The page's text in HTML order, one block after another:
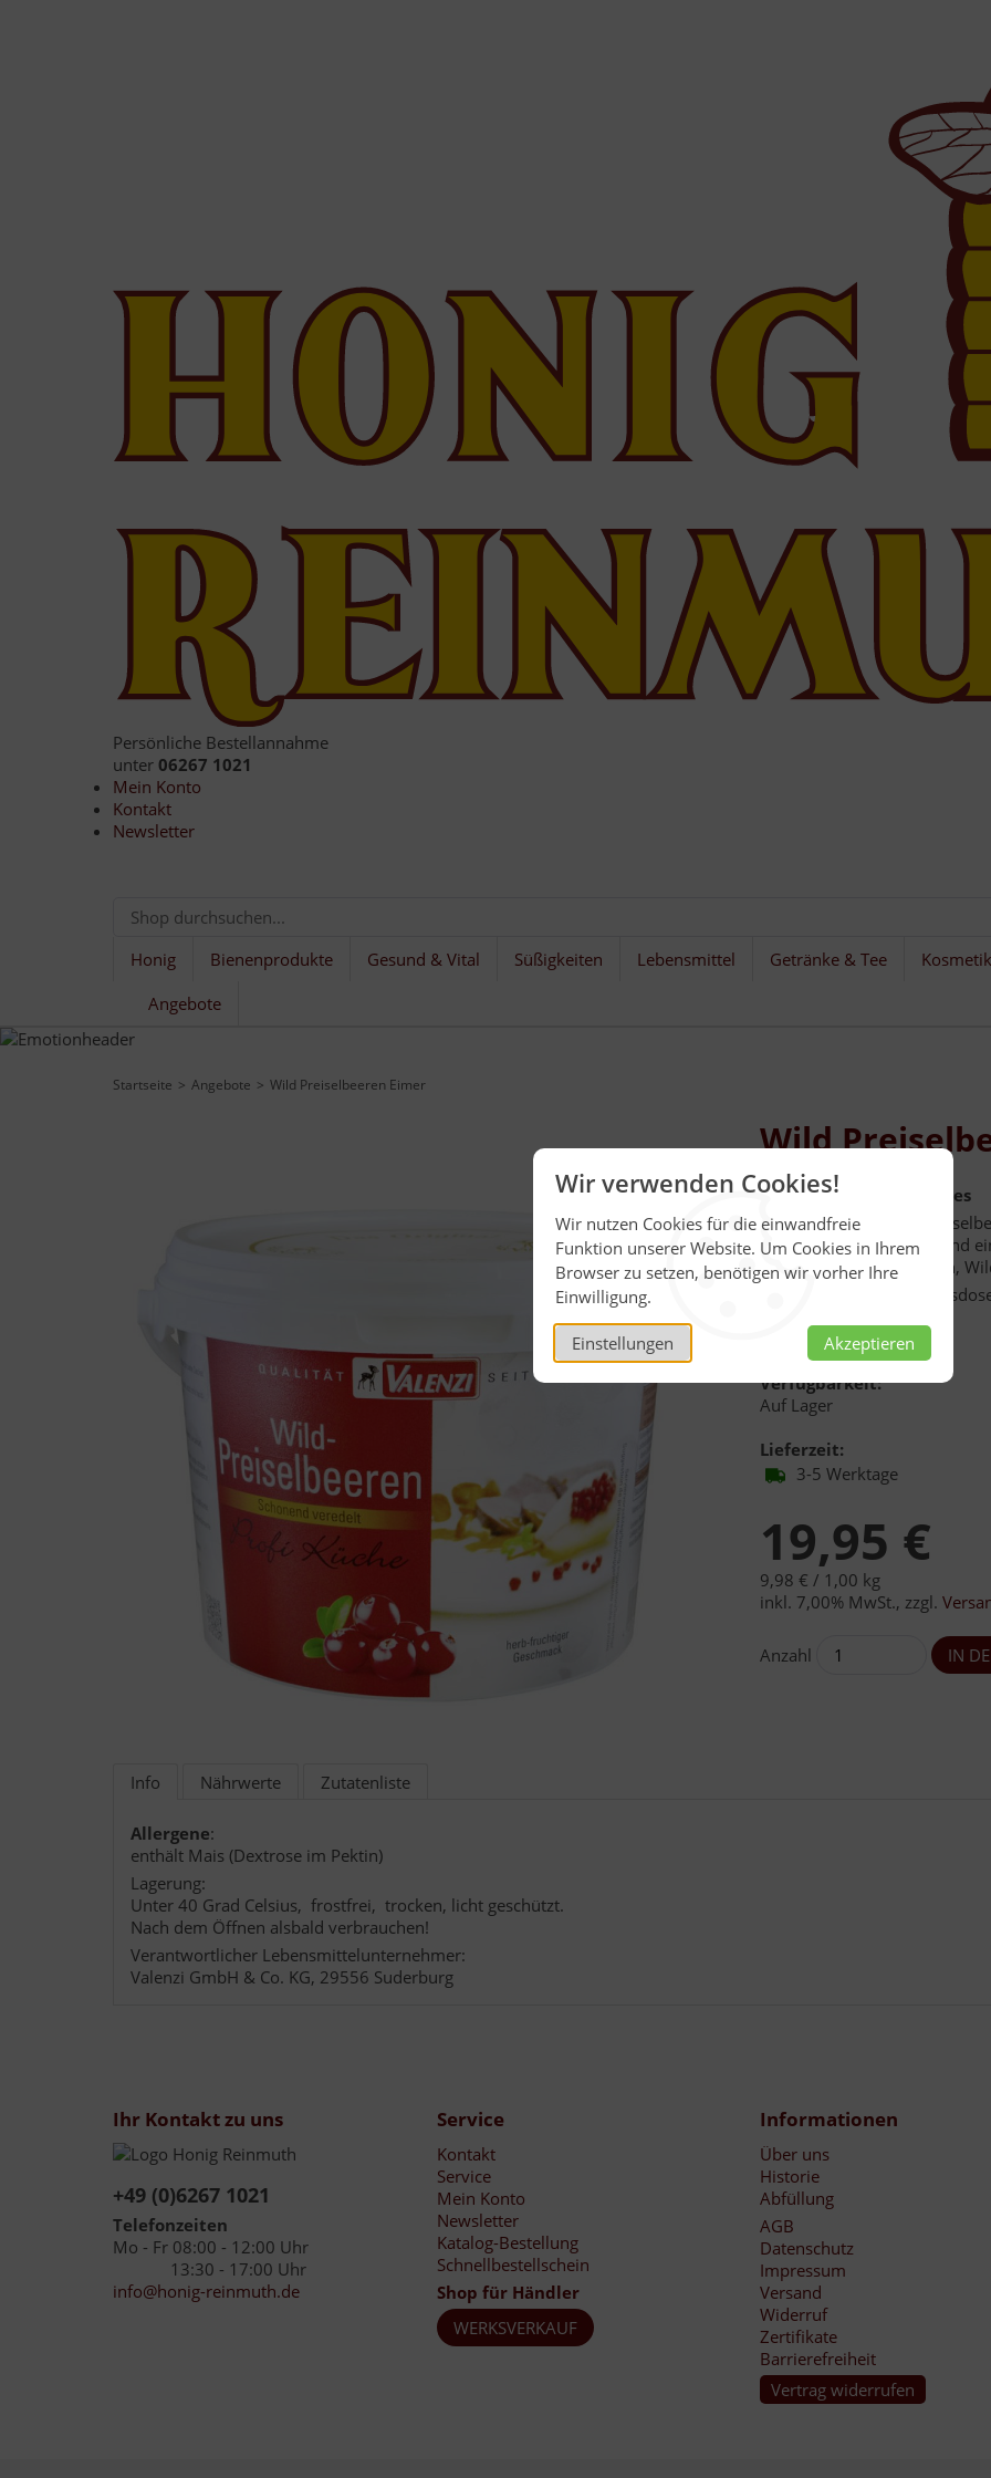
Wir verwenden Cookies!
Wir nutzen Cookies für die einwandfreie
Funktion unserer Website. Um Cookies in Ihrem
Browser zu setzen, benötigen wir vorher Ihre
Einwilligung.
Einstellungen Akzeptieren
Persönliche Bestellannahme
unter 06267 1021
Mein Konto
Kontakt
Newsletter
Honig Bienenprodukte Gesund & Vital Süßigkeiten Lebensmittel Getränke & Tee Kosmetik
Angebote
Startseite Angebote Wild Preiselbeeren Eimer
Wild
Das rote Gold des Waldes
Naturbelassene Wild-
erntefrisch Pfund auf Pfund
Einfach köstlich zu Braten,
, in der
2,00 kg
Verfügbarkeit:
Auf Lager
Lieferzeit:
3-5 Werktage
19,95 €
9,98 € / 1,00 kg
inkl. 7,00% MwSt., zzgl.
Anzahl
Info Nährwerte Zutatenliste
Allergene:
enthält Mais (Dextrose im Pektin)
Lagerung:
Unter 40 Grad Celsius, frostfrei, trocken, licht geschützt.
Nach dem Öffnen alsbald verbrauchen!
Verantwortlicher Lebensmittelunternehmer:
Valenzi GmbH & Co. KG, 29556 Suderburg
Ihr Kontakt zu uns
+49 (0)6267 1021
Telefonzeiten
Mo - Fr 08:00 - 12:00 Uhr
13:30 - 17:00 Uhr
info@honig-reinmuth.de
Service
Kontakt
Service
Mein Konto
Newsletter
Katalog-Bestellung
Schnellbestellschein
Shop für Händler
WERKSVERKAUF
Informationen
Über uns
Historie
Abfüllung
AGB
Datenschutz
Impressum
Versand
Widerruf
Zertifikate
Barrierefreiheit
Vertrag widerrufen